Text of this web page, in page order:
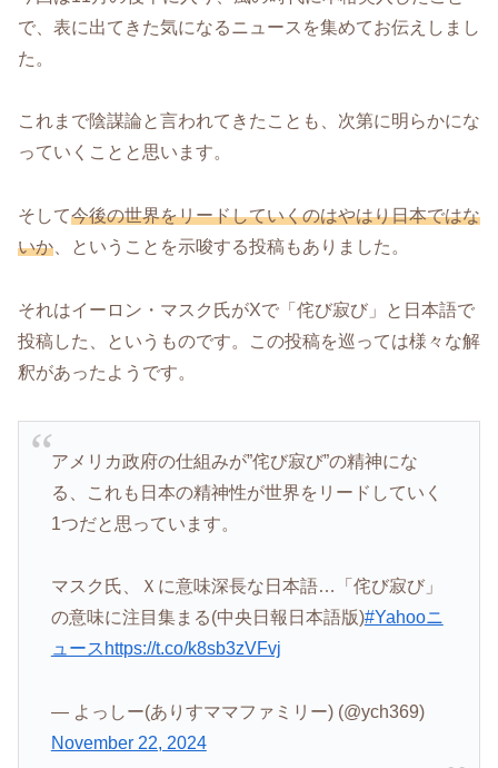
で、表に出てきた気になるニュースを集めてお伝えしまし
た。
これまで陰謀論と言われてきたことも、次第に明らかにな
っていくことと思います。
そして今後の世界をリードしていくのはやはり日本ではな
いか 、ということを示唆する投稿もありました。
それはイーロン・マスク氏がXで「侘び寂び」と日本語で
投稿した、というものです。この投稿を巡っては様々な解
釈があったようです。
アメリカ政府の仕組みが”侘び寂び”の精神にな
る、これも日本の精神性が世界をリードしていく
1つだと思っています。
マスク氏、Ｘに意味深長な日本語…「侘び寂び」
の意味に注目集まる(中央日報日本語版)#Yahooニ
ュース https://t.co/k8sb3zVFvj
— よっしー(ありすママファミリー) (@ych369)
November 22, 2024